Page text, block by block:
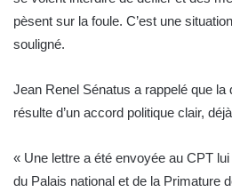
pèsent sur la foule. C’est une
souligné.
Jean Renel Sénatus a rappelé que la
résulte d’un accord politique clair,
« Une lettre a été envoyée au CPT
du Palais national et de la Primature